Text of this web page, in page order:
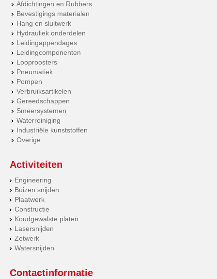
Afdichtingen en Rubbers
Bevestigings materialen
Hang en sluitwerk
Hydrauliek onderdelen
Leidingappendages
Leidingcomponenten
Looproosters
Pneumatiek
Pompen
Verbruiksartikelen
Gereedschappen
Smeersystemen
Waterreiniging
Industriële kunststoffen
Overige
Activiteiten
Engineering
Buizen snijden
Plaatwerk
Constructie
Koudgewalste platen
Lasersnijden
Zetwerk
Watersnijden
Contactinformatie